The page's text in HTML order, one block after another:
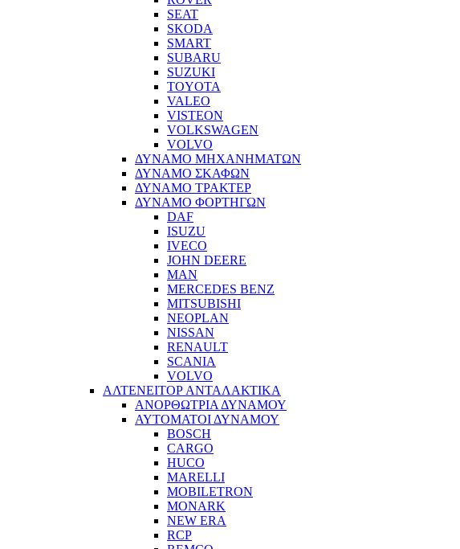
SEAT
SKODA
SMART
SUBARU
SUZUKI
TOYOTA
VALEO
VISTEON
VOLKSWAGEN
VOLVO
ΔΥΝΑΜΟ ΜΗΧΑΝΗΜΑΤΩΝ
ΔΥΝΑΜΟ ΣΚΑΦΩΝ
ΔΥΝΑΜΟ ΤΡΑΚΤΕΡ
ΔΥΝΑΜΟ ΦΟΡΤΗΓΩΝ
DAF
ISUZU
IVECO
JOHN DEERE
MAN
MERCEDES BENZ
MITSUBISHI
NEOPLAN
NISSAN
RENAULT
SCANIA
VOLVO
ΑΛΤΕΝΕΙΤΟΡ ΑΝΤΑΛΑΚΤΙΚΑ
ΑΝΟΡΘΩΤΡΙΑ ΔΥΝΑΜΟΥ
ΑΥΤΟΜΑΤΟΙ ΔΥΝΑΜΟΥ
BOSCH
CARGO
HUCO
MARELLI
MOBILETRON
MONARK
NEW ERA
RCP